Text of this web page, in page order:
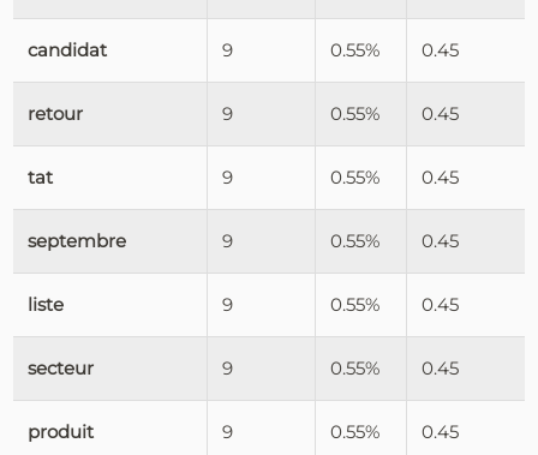
candidat 9 0.55% 0.45
retour 9 0.55% 0.45
tat 9 0.55% 0.45
septembre 9 0.55% 0.45
liste 9 0.55% 0.45
secteur 9 0.55% 0.45
produit 9 0.55% 0.45